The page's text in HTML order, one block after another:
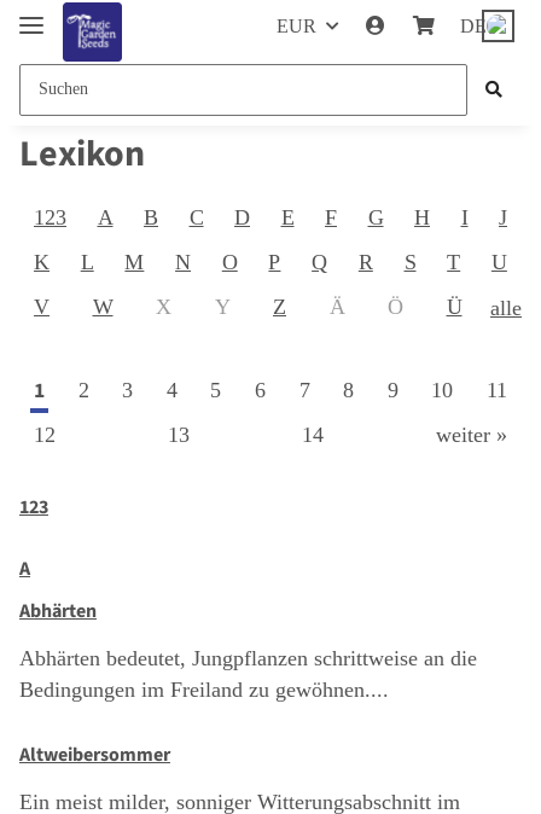
EUR DE
Lexikon
123 A B C D E F G H I
J
K
L M N O P Q R S T
U
V
W X Y Z Ä Ö Ü alle
1 2 3 4 5 6 7 8 9 10
11
12
13 14 weiter »
123
A
Abhärten
Abhärten bedeutet, Jungpflanzen schrittweise an die
Bedingungen im Freiland zu gewöhnen....
Altweibersommer
Ein meist milder, sonniger Witterungsabschnitt im